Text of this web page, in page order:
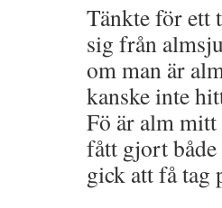
Tänkte för ett
sig från
om man är
kanske inte
Fö är alm
fått gjort
gick att få tag